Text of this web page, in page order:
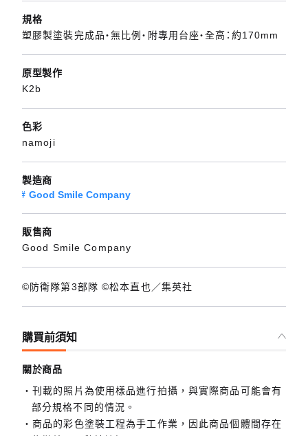
規格
塑膠製塗裝完成品・無比例・附專用台座・全高：約170mm
原型製作
K2b
色彩
namoji
製造商
Good Smile Company
販售商
Good Smile Company
©防衛隊第3部隊 ©松本直也／集英社
購買前須知
關於商品
刊載的照片為使用樣品進行拍攝，與實際商品可能會有
部分規格不同的情況。
商品的彩色塗裝工程為手工作業，因此商品個體間存在